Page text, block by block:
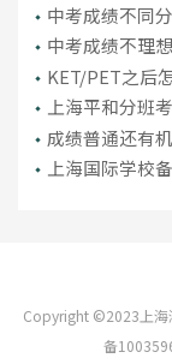
中考成绩不同
键安排
中考成绩不理
KET/PET之后
阶
上海平和分班
成绩普通还有
例
上海国际学校
Copyright ©2023上海
备